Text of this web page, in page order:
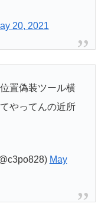
20, 2021
置偽装ツール横
やってんの近所
May